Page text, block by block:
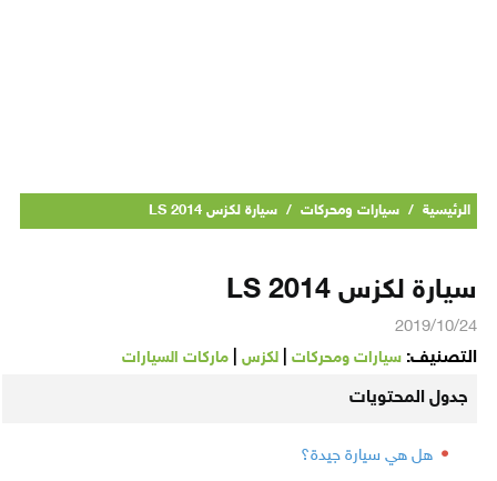
الرئيسية / سيارات ومحركات / سيارة لكزس LS 2014
سيارة لكزس LS 2014
2019/10/24
التصنيف: سيارات ومحركات| لكزس| ماركات السيارات
جدول المحتويات
هل هي سيارة جيدة؟